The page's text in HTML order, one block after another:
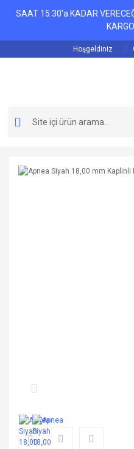
SAAT 15:30'a KADAR
Hoşgeldiniz